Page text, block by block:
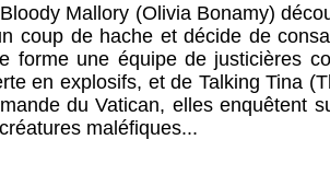
Mallory (Olivia Bonamy)
coup de hache et décide de
forme une équipe de justicières
en explosifs, et de Talking Tina
du Vatican, elles enquêtent
maléfiques...